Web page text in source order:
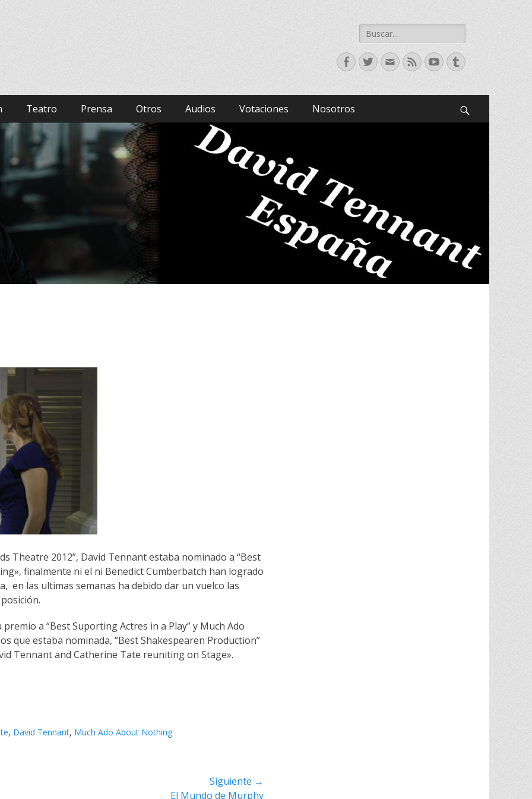
Buscar:
Facebook
TwitterCorreo
electrónico
Feed YouTubeTumblr
Teatro Prensa Otros Audios Votaciones Nosotros
Theatre 2012”, David Tennant estaba nominado a “Best
finalmente ni el ni Benedict Cumberbatch han logrado
en las ultimas semanas ha debido dar un vuelco las
a “Best Suporting Actres in a Play” y Much Ado
que estaba nominada, “Best Shakespearen Production”
Tennant and Catherine Tate reuniting on Stage».
, David Tennant, Much Ado About Nothing
Siguiente →
El Mundo de Murphy